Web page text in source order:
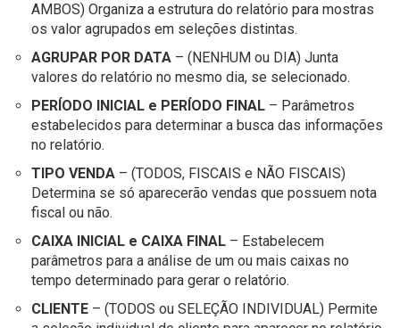
AMBOS) Organiza a estrutura do relatório para mostras
os valor agrupados em seleções distintas.
AGRUPAR POR DATA – (NENHUM ou DIA) Junta
valores do relatório no mesmo dia, se selecionado.
PERÍODO INICIAL e PERÍODO FINAL – Parâmetros
estabelecidos para determinar a busca das informações
no relatório.
TIPO VENDA – (TODOS, FISCAIS e NÃO FISCAIS)
Determina se só aparecerão vendas que possuem nota
fiscal ou não.
CAIXA INICIAL e CAIXA FINAL – Estabelecem
parâmetros para a análise de um ou mais caixas no
tempo determinado para gerar o relatório.
CLIENTE – (TODOS ou SELEÇÃO INDIVIDUAL) Permite